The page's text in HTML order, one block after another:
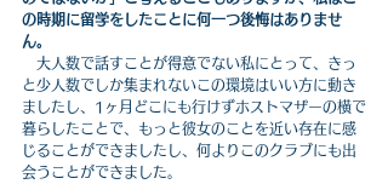
の時期に留学をしたことに何一つ後悔はありませ
ん。
大人数で話すことが得意でない私にとって、きっ
と少人数でしか集まれないこの環境はいい方に動き
ましたし、1ヶ月どこにも行けずホストマザーの横で
暮らしたことで、もっと彼女のことを近い存在に感
じることができましたし、何よりこのクラブにも出
会うことができました。